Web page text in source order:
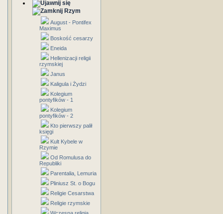
Rzym
August - Pontifex
Maximus
Boskość cesarzy
Eneida
Hellenizacji religii
rzymskiej
Janus
Kaligula i Żydzi
Kolegium
pontyfików - 1
Kolegium
pontyfików - 2
Kto pierwszy palił
księgi
Kult Kybele w
Rzymie
Od Romulusa do
Republiki
Parentalia, Lemuria
Pliniusz St. o Bogu
Religie Cesarstwa
Religie rzymskie